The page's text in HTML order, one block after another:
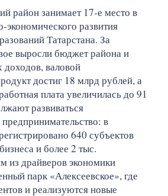
район занимает 17-е место в
экономического развития
Татарстана. За
выросли бюджет района и
валовой
достиг 18 млрд рублей, а
плата увеличилась до 91
развиваться
в
640 субъектов
и более 2 тыс.
из драйверов экономики
парк «Алексеевское», где
и реализуются новые